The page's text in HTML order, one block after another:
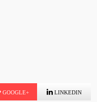
GOOGLE+ LINKEDIN